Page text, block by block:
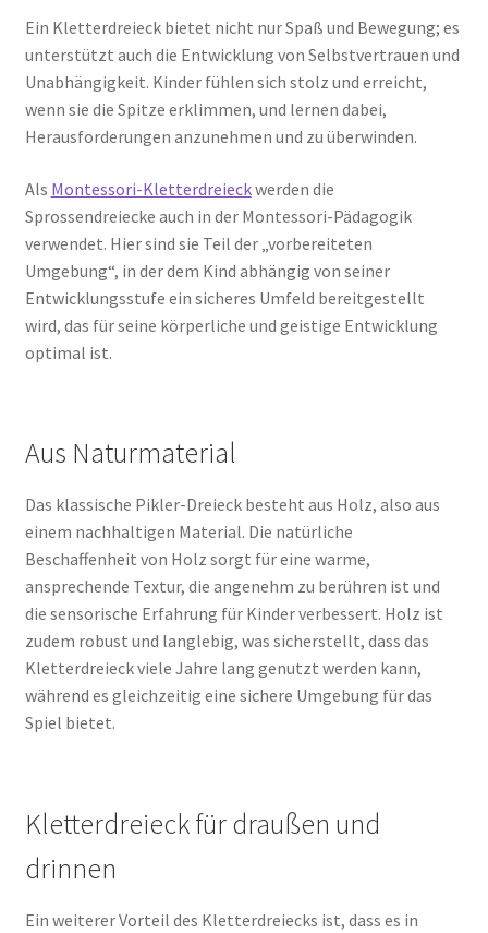
Ein Kletterdreieck bietet nicht nur Spaß und Bewegung; es
unterstützt auch die Entwicklung von Selbstvertrauen und
Unabhängigkeit. Kinder fühlen sich stolz und erreicht,
wenn sie die Spitze erklimmen, und lernen dabei,
Herausforderungen anzunehmen und zu überwinden.
Als Montessori-Kletterdreieckwerden die
Sprossendreiecke auch in der Montessori-Pädagogik
verwendet. Hier sind sie Teil der „vorbereiteten
Umgebung“, in der dem Kind abhängig von seiner
Entwicklungsstufe ein sicheres Umfeld bereitgestellt
wird, das für seine körperliche und geistige Entwicklung
optimal ist.
Aus Naturmaterial
Das klassische Pikler-Dreieck besteht aus Holz, also aus
einem nachhaltigen Material. Die natürliche
Beschaffenheit von Holz sorgt für eine warme,
ansprechende Textur, die angenehm zu berühren ist und
die sensorische Erfahrung für Kinder verbessert. Holz ist
zudem robust und langlebig, was sicherstellt, dass das
Kletterdreieck viele Jahre lang genutzt werden kann,
während es gleichzeitig eine sichere Umgebung für das
Spiel bietet.
Kletterdreieck für draußen und
drinnen
Ein weiterer Vorteil des Kletterdreiecks ist, dass es in